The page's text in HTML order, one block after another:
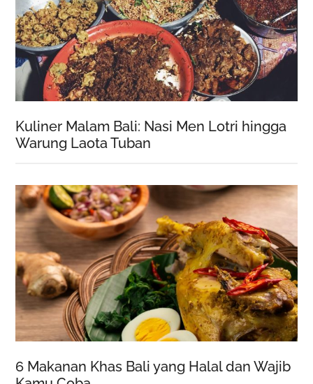
Kuliner Malam Bali: Nasi Men Lotri hingga
Warung Laota Tuban
6 Makanan Khas Bali yang Halal dan Wajib